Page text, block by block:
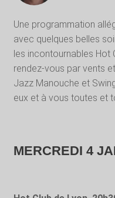
Une programmation
avec quelques belles
les incontournables Hot
rendez-vous par vents
Jazz Manouche et
eux et à vous toutes et
MERCREDI 4